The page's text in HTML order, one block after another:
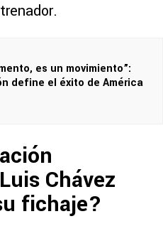
es un movimiento”:
define el éxito de América
Chávez
fichaje?